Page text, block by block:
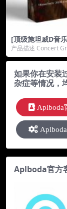
[顶级施坦威D音
roduction
rand Complete
（1100GB）
产品描述 Concert
级1100 GB*，9个
如果你在安装
杂症等情况，
Aplboda
Aplboda官方